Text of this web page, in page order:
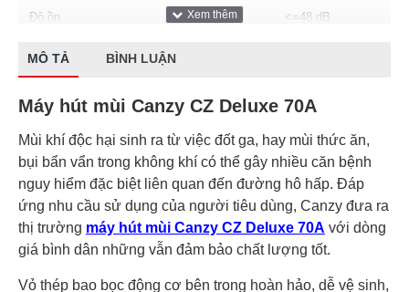
Độ ồn <=48 dB
Động cơ
Thương hiệu
Dòng điện 220V/50Hz
Kích thước 700 mm
MÔ TẢ BÌNH LUẬN
Máy hút mùi Canzy CZ Deluxe 70A
Mùi khí độc hại sinh ra từ việc đốt ga, hay mùi thức ăn,
bụi bẩn vẩn trong không khí có thể gây nhiều căn bệnh
nguy hiểm đặc biệt liên quan đến đường hô hấp. Đáp
ứng nhu cầu sử dụng của người tiêu dùng, Canzy đưa ra
thị trường máy hút mùi Canzy CZ Deluxe 70A với dòng
giá bình dân những vẫn đảm bảo chất lượng tốt.
Vỏ thép bao bọc động cơ bên trong hoàn hảo, dễ vệ sinh,